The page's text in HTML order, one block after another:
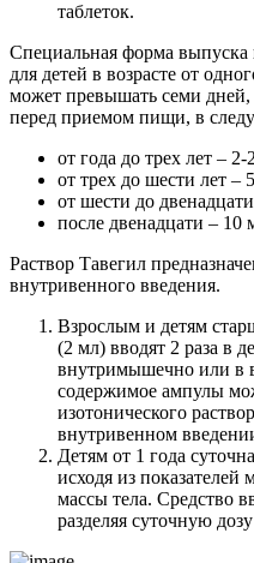
таблеток.
Специальная форма выпуска
для детей в возрасте от
может превышать семи
перед приемом пищи, в
от года до трех лет – 2-
от трех до шести лет –
от шести до
после двенадцати – 10
Раствор Тавегил
внутривенного введения.
Взрослым и детям
(2 мл) вводят 2 раза в
внутримышечно или в
содержимое ампулы
изотонического
внутривенном
Детям от 1 года
исходя из показателей
массы тела. Средство
разделяя суточную